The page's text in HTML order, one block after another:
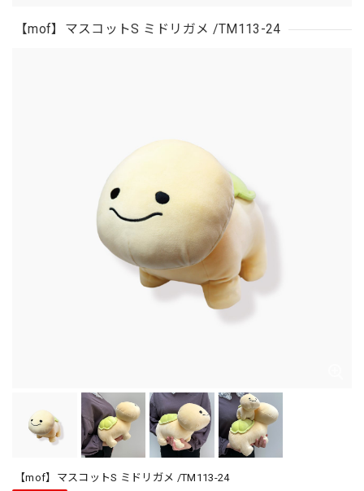
【mof】マスコットS ミドリガメ /TM113-24
【mof】マスコットS ミドリガメ /TM113-24